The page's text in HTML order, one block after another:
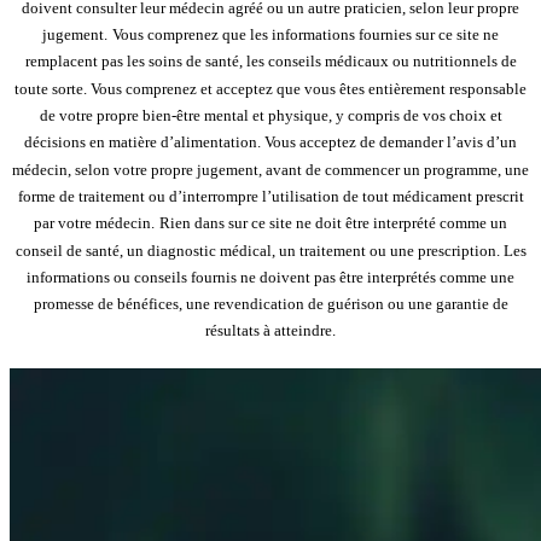
doivent consulter leur médecin agréé ou un autre praticien, selon leur propre
jugement. Vous comprenez que les informations fournies sur ce site ne
remplacent pas les soins de santé, les conseils médicaux ou nutritionnels de
toute sorte. Vous comprenez et acceptez que vous êtes entièrement responsable
de votre propre bien-être mental et physique, y compris de vos choix et
décisions en matière d’alimentation. Vous acceptez de demander l’avis d’un
médecin, selon votre propre jugement, avant de commencer un programme, une
forme de traitement ou d’interrompre l’utilisation de tout médicament prescrit
par votre médecin. Rien dans sur ce site ne doit être interprété comme un
conseil de santé, un diagnostic médical, un traitement ou une prescription. Les
informations ou conseils fournis ne doivent pas être interprétés comme une
promesse de bénéfices, une revendication de guérison ou une garantie de
résultats à atteindre.